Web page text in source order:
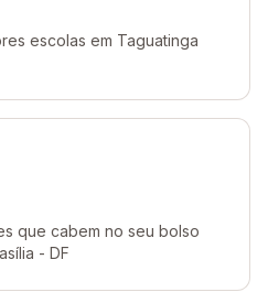
escolas em Taguatinga
que cabem no seu bolso
- DF